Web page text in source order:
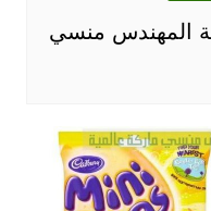
المهندس منسي